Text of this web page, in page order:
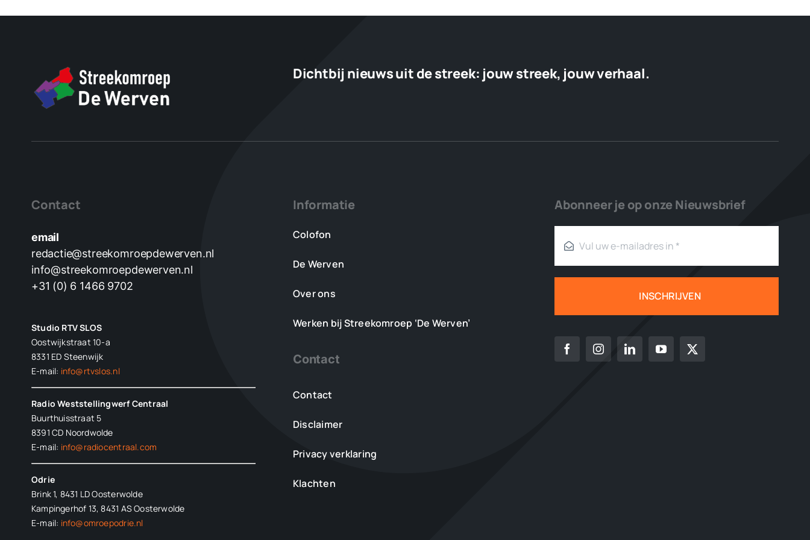
Dichtbij nieuws uit de streek: jouw streek, jouw verhaal.
Contact
email
redactie@streekomroepdewerven.nl
info@streekomroepdewerven.nl
+31 (0) 6 1466 9702
Studio RTV SLOS
Oostwijkstraat 10-a
8331 ED Steenwijk
E-mail: info@rtvslos.nl
Radio Weststellingwerf Centraal
Buurthuisstraat 5
8391 CD Noordwolde
E-mail: info@radiocentraal.com
Odrie
Brink 1, 8431 LD Oosterwolde
Kampingerhof 13, 8431 AS Oosterwolde
E-mail: info@omroepodrie.nl
Informatie
Colofon
De Werven
Over ons
Werken bij Streekomroep ‘De Werven’
Contact
Contact
Disclaimer
Privacy verklaring
Klachten
Abonneer je op onze Nieuwsbrief
INSCHRIJVEN